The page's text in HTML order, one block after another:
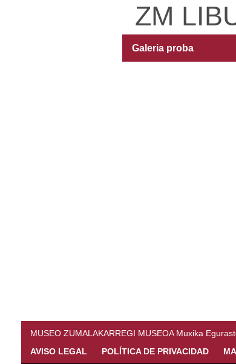
ZM
Galeria proba
MUSEO ZUMALAKARREGI MUSEOA Muxika
AVISO LEGAL
POLÍTICA DE PRIVACIDAD